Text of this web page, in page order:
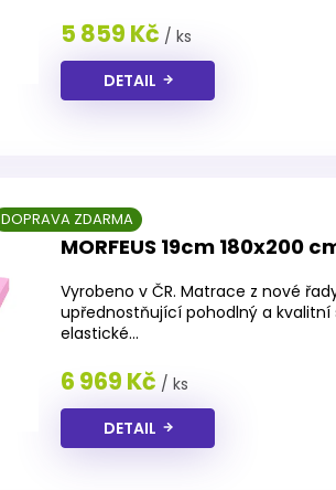
5 859 Kč / ks
DETAIL
MORFEUS 19cm 180x200
DOPRAVA ZDARMA
Vyrobeno v ČR. Matrace z nové
upřednostňující pohodlný a kvalitní
elastické...
6 969 Kč / ks
DETAIL